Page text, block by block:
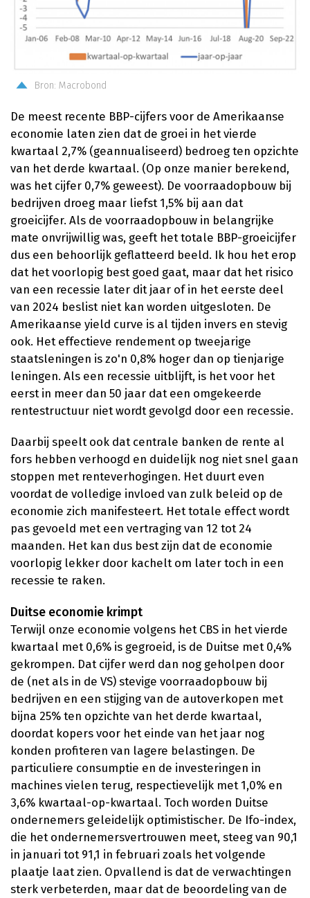
Bron: Macrobond
De meest recente BBP-cijfers voor de Amerikaanse
economie laten zien dat de groei in het vierde
kwartaal 2,7% (geannualiseerd) bedroeg ten opzichte
van het derde kwartaal. (Op onze manier berekend,
was het cijfer 0,7% geweest). De voorraadopbouw bij
bedrijven droeg maar liefst 1,5% bij aan dat
groeicijfer. Als de voorraadopbouw in belangrijke
mate onvrijwillig was, geeft het totale BBP-groeicijfer
dus een behoorlijk geflatteerd beeld. Ik hou het erop
dat het voorlopig best goed gaat, maar dat het risico
van een recessie later dit jaar of in het eerste deel
van 2024 beslist niet kan worden uitgesloten. De
Amerikaanse yield curve is al tijden invers en stevig
ook. Het effectieve rendement op tweejarige
staatsleningen is zo'n 0,8% hoger dan op tienjarige
leningen. Als een recessie uitblijft, is het voor het
eerst in meer dan 50 jaar dat een omgekeerde
rentestructuur niet wordt gevolgd door een recessie.
Daarbij speelt ook dat centrale banken de rente al
fors hebben verhoogd en duidelijk nog niet snel gaan
stoppen met renteverhogingen. Het duurt even
voordat de volledige invloed van zulk beleid op de
economie zich manifesteert. Het totale effect wordt
pas gevoeld met een vertraging van 12 tot 24
maanden. Het kan dus best zijn dat de economie
voorlopig lekker door kachelt om later toch in een
recessie te raken.
Duitse economie krimpt
Terwijl onze economie volgens het CBS in het vierde
kwartaal met 0,6% is gegroeid, is de Duitse met 0,4%
gekrompen. Dat cijfer werd dan nog geholpen door
de (net als in de VS) stevige voorraadopbouw bij
bedrijven en een stijging van de autoverkopen met
bijna 25% ten opzichte van het derde kwartaal,
doordat kopers voor het einde van het jaar nog
konden profiteren van lagere belastingen. De
particuliere consumptie en de investeringen in
machines vielen terug, respectievelijk met 1,0% en
3,6% kwartaal-op-kwartaal. Toch worden Duitse
ondernemers geleidelijk optimistischer. De Ifo-index,
die het ondernemersvertrouwen meet, steeg van 90,1
in januari tot 91,1 in februari zoals het volgende
plaatje laat zien. Opvallend is dat de verwachtingen
sterk verbeterden, maar dat de beoordeling van de